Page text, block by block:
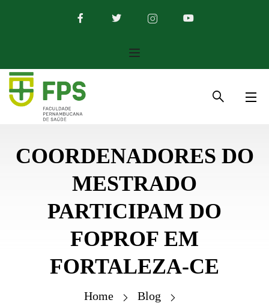
COORDENADORES DO
MESTRADO
PARTICIPAM DO
FOPROF EM
FORTALEZA-CE
Home
Blog